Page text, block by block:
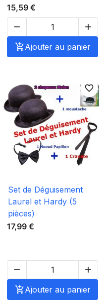
15,59 €


Ajouter au panier
favorite_border
Set de Déguisement
Laurel et Hardy (5
pièces)
17,99 €


Ajouter au panier